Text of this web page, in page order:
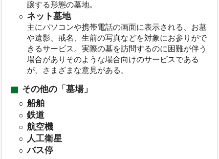
譲する形態の墓地。
ネット墓地
主にパソコンや携帯電話の画面に表示される、お墓
や遺影、戒名、生前の写真などを対象にお参りがで
きるサービス。実際の墓を訪問するのに困難が伴う
場合がありそのような場合向けのサービスである
が、さまざまな意見がある。
その他の「墓場」
船舶
鉄道
航空機
人工衛星
バス停